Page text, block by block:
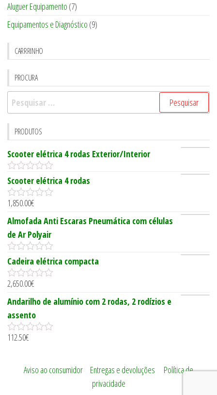
Aluguer Equipamento (7)
Equipamentos e Diagnóstico (9)
CARRRINHO
PROCURA
Pesquisar
por:
PRODUTOS
Scooter elétrica 4 rodas Exterior/Interior
0
o
u
t
f
5
Scooter elétrica 4 rodas
0
u
t
o
f
5
1,850.00€
Almofada Anti Escaras Pneumática com células
de Ar Polyair
0
o
u
t
f
Cadeira elétrica compacta
0
u
t
o
f
5
2,650.00€
Andarilho de alumínio com 2 rodas, 2 rodízios e
assento
0
112.50€
Aviso ao consumidor Entregas e devoluções
Política de
privacidade